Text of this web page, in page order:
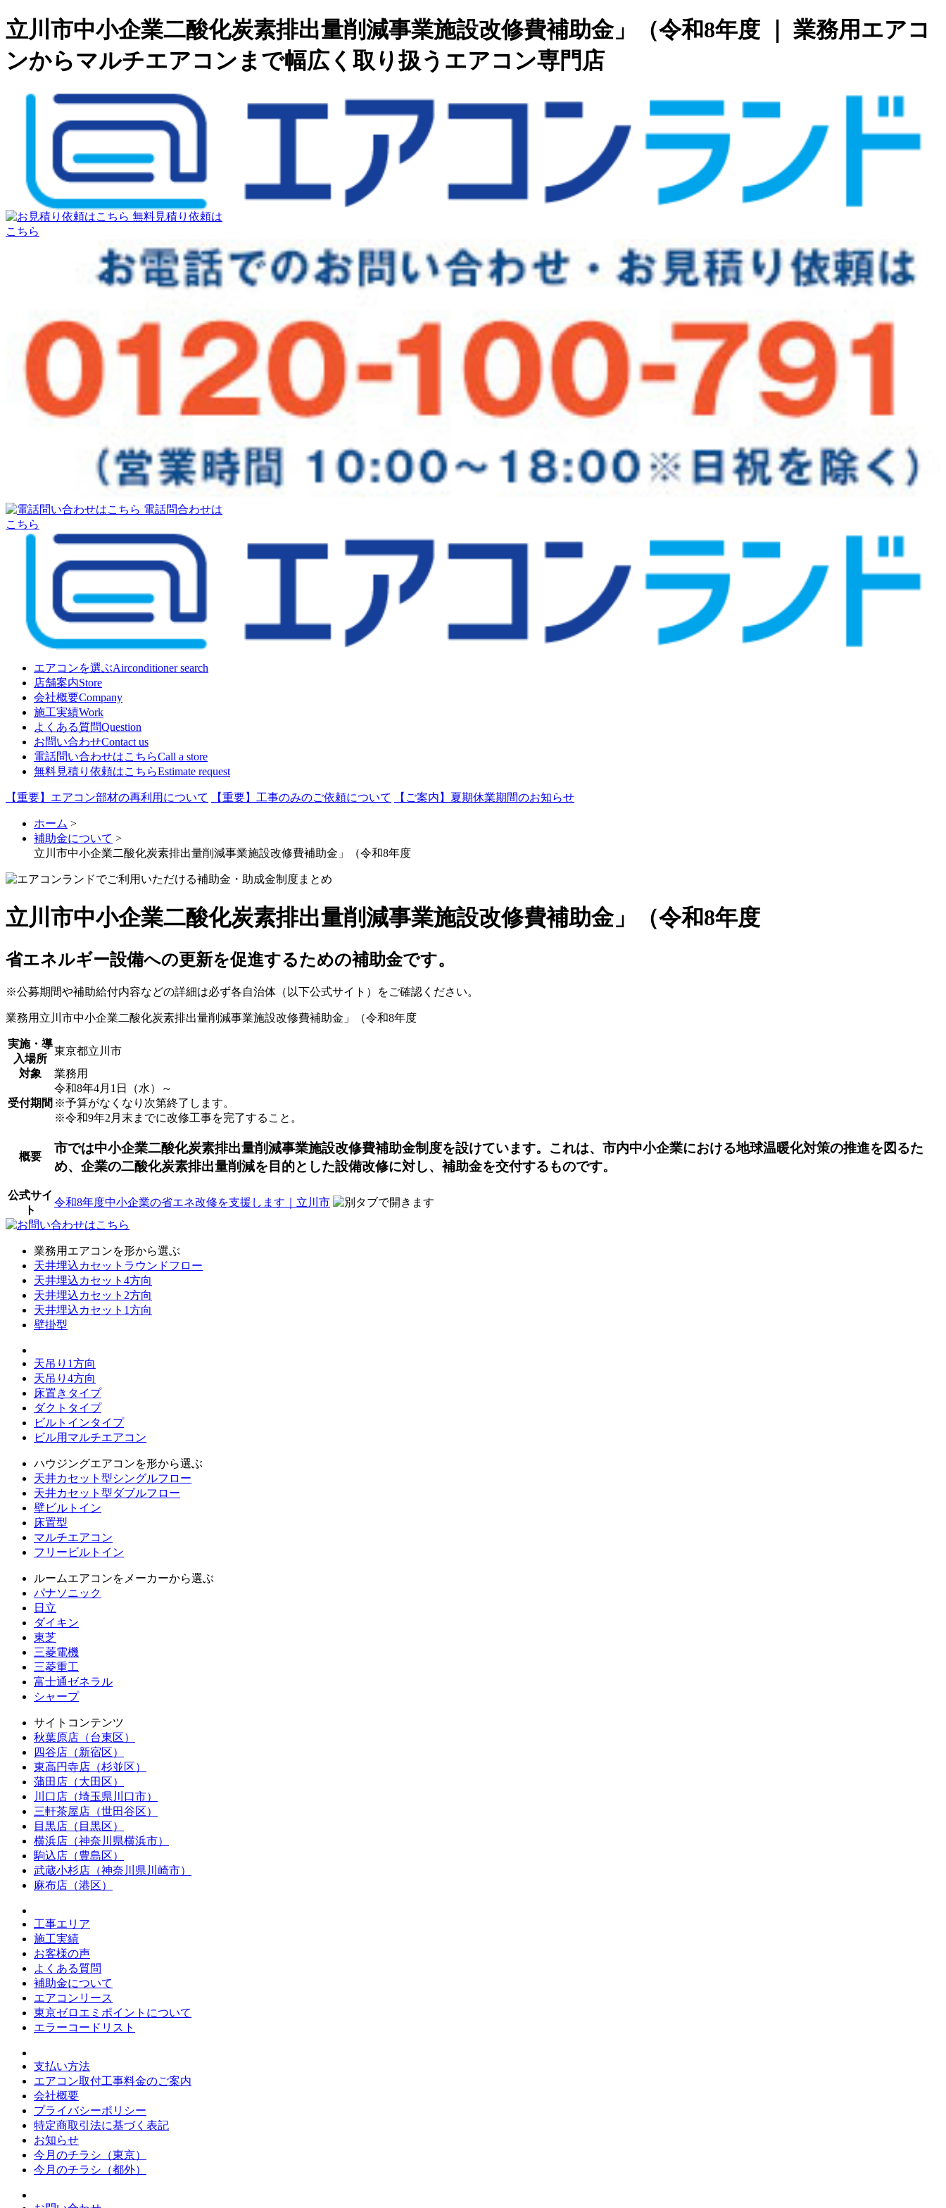
立川市中小企業二酸化炭素排出量削減事業施設改修費補助金」（令和8年度 ｜ 業務用エアコ
ンからマルチエアコンまで幅広く取り扱うエアコン専門店
無料見積り依頼は
こちら
電話問合わせは
こちら
エアコンを選ぶAirconditioner search
店舗案内Store
会社概要Company
施工実績Work
よくある質問Question
お問い合わせContact us
電話問い合わせはこちらCall a store
無料見積り依頼はこちらEstimate request
【重要】エアコン部材の再利用について 【重要】工事のみのご依頼について 【ご案内】夏期休業期間のお知らせ
ホーム >
補助金について >
立川市中小企業二酸化炭素排出量削減事業施設改修費補助金」（令和8年度
立川市中小企業二酸化炭素排出量削減事業施設改修費補助金」（令和8年度
省エネルギー設備への更新を促進するための補助金です。
※公募期間や補助給付内容などの詳細は必ず各自治体（以下公式サイト）をご確認ください。
業務用 立川市中小企業二酸化炭素排出量削減事業施設改修費補助金」（令和8年度
実施・導
入場所
東京都立川市
対象
業務用
受付期間
令和8年4月1日（水）～
※予算がなくなり次第終了します。
※令和9年2月末までに改修工事を完了すること。
概要
市では中小企業二酸化炭素排出量削減事業施設改修費補助金制度を設けています。これは、市内中小企業における地球温暖化対策の推進を図るた
め、企業の二酸化炭素排出量削減を目的とした設備改修に対し、補助金を交付するものです。
公式サイ
ト
令和8年度中小企業の省エネ改修を支援します｜立川市
業務用エアコンを形から選ぶ
天井埋込カセットラウンドフロー
天井埋込カセット4方向
天井埋込カセット2方向
天井埋込カセット1方向
壁掛型
天吊り1方向
天吊り4方向
床置きタイプ
ダクトタイプ
ビルトインタイプ
ビル用マルチエアコン
ハウジングエアコンを形から選ぶ
天井カセット型シングルフロー
天井カセット型ダブルフロー
壁ビルトイン
床置型
マルチエアコン
フリービルトイン
ルームエアコンをメーカーから選ぶ
パナソニック
日立
ダイキン
東芝
三菱電機
三菱重工
富士通ゼネラル
シャープ
サイトコンテンツ
秋葉原店（台東区）
四谷店（新宿区）
東高円寺店（杉並区）
蒲田店（大田区）
川口店（埼玉県川口市）
三軒茶屋店（世田谷区）
目黒店（目黒区）
横浜店（神奈川県横浜市）
駒込店（豊島区）
武蔵小杉店（神奈川県川崎市）
麻布店（港区）
工事エリア
施工実績
お客様の声
よくある質問
補助金について
エアコンリース
東京ゼロエミポイントについて
エラーコードリスト
支払い方法
エアコン取付工事料金のご案内
会社概要
プライバシーポリシー
特定商取引法に基づく表記
お知らせ
今月のチラシ（東京）
今月のチラシ（都外）